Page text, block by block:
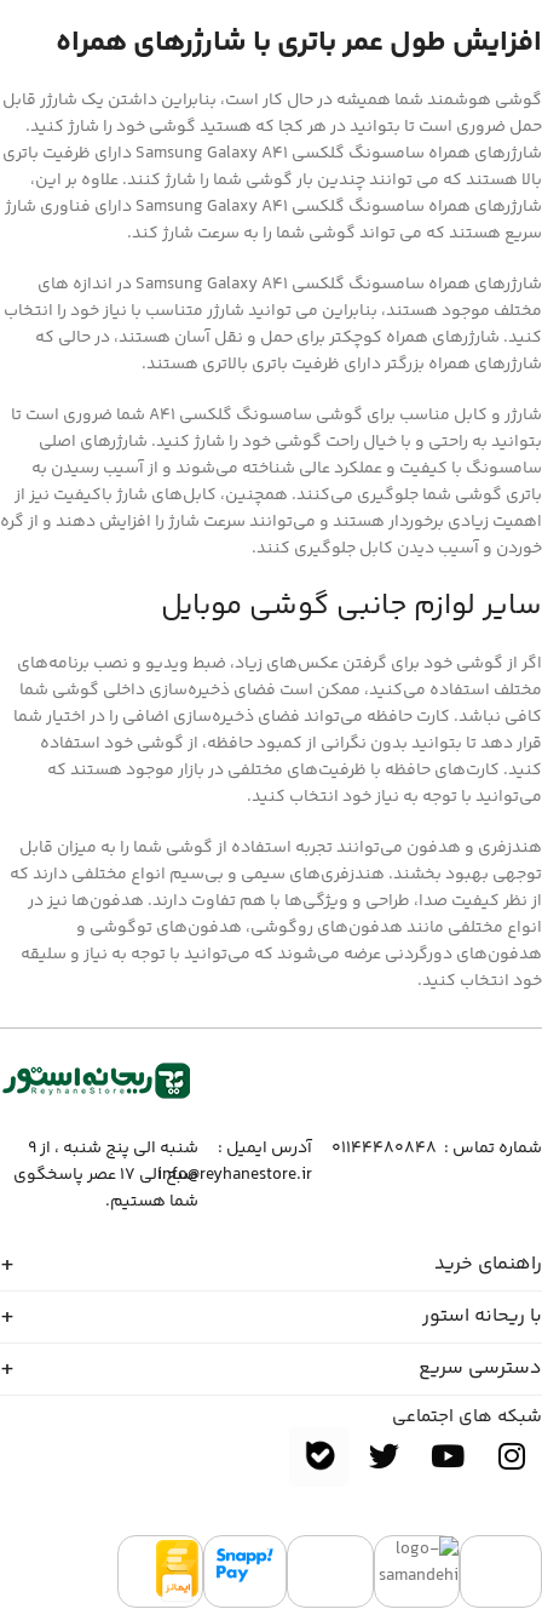
افزایش طول عمر باتری با شارژرهای همراه
گوشی هوشمند شما همیشه در حال کار است، بنابراین داشتن یک شارژر قابل
حمل ضروری است تا بتوانید در هر کجا که هستید گوشی خود را شارژ کنید.
شارژرهای همراه سامسونگ گلکسی Samsung Galaxy A41 دارای ظرفیت باتری
بالا هستند که می توانند چندین بار گوشی شما را شارژ کنند. علاوه بر این،
شارژرهای همراه سامسونگ گلکسی Samsung Galaxy A41 دارای فناوری شارژ
سریع هستند که می تواند گوشی شما را به سرعت شارژ کند.
شارژرهای همراه سامسونگ گلکسی Samsung Galaxy A41 در اندازه های
مختلف موجود هستند، بنابراین می توانید شارژر متناسب با نیاز خود را انتخاب
کنید. شارژرهای همراه کوچکتر برای حمل و نقل آسان هستند، در حالی که
شارژرهای همراه بزرگتر دارای ظرفیت باتری بالاتری هستند.
شارژر و کابل مناسب برای گوشی سامسونگ گلکسی A41 شما ضروری است تا
بتوانید به راحتی و با خیال راحت گوشی خود را شارژ کنید. شارژرهای اصلی
سامسونگ با کیفیت و عملکرد عالی شناخته می‌شوند و از آسیب رسیدن به
باتری گوشی شما جلوگیری می‌کنند. همچنین، کابل‌های شارژ باکیفیت نیز از
اهمیت زیادی برخوردار هستند و می‌توانند سرعت شارژ را افزایش دهند و از گره
خوردن و آسیب دیدن کابل جلوگیری کنند.
سایر لوازم جانبی گوشی موبایل
اگر از گوشی خود برای گرفتن عکس‌های زیاد، ضبط ویدیو و نصب برنامه‌های
مختلف استفاده می‌کنید، ممکن است فضای ذخیره‌سازی داخلی گوشی شما
کافی نباشد. کارت حافظه می‌تواند فضای ذخیره‌سازی اضافی را در اختیار شما
قرار دهد تا بتوانید بدون نگرانی از کمبود حافظه، از گوشی خود استفاده
کنید. کارت‌های حافظه با ظرفیت‌های مختلفی در بازار موجود هستند که
می‌توانید با توجه به نیاز خود انتخاب کنید.
هندزفری و هدفون می‌توانند تجربه استفاده از گوشی شما را به میزان قابل
توجهی بهبود بخشند. هندزفری‌های سیمی و بی‌سیم انواع مختلفی دارند که
از نظر کیفیت صدا، طراحی و ویژگی‌ها با هم تفاوت دارند. هدفون‌ها نیز در
انواع مختلفی مانند هدفون‌های روگوشی، هدفون‌های توگوشی و
هدفون‌های دورگردنی عرضه می‌شوند که می‌توانید با توجه به نیاز و سلیقه
خود انتخاب کنید.
شماره تماس :‌ ۰۱۱۴۴۴۸۰۸۴۸
آدرس ایمیل :‌
info@reyhanestore.ir
شنبه الی پنج شنبه ، از ۹
صبح الی ۱۷ عصر پاسخگوی
شما هستیم.
راهنمای خرید
با ریحانه استور
دسترسی سریع
شبکه های اجتماعی